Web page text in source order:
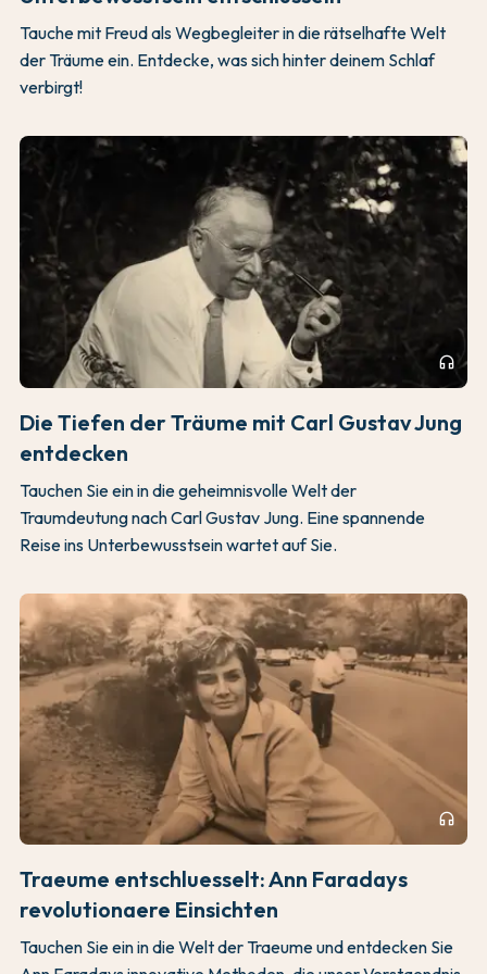
Tauche mit Freud als Wegbegleiter in die rätselhafte Welt
der Träume ein. Entdecke, was sich hinter deinem Schlaf
verbirgt!
headphones
Die Tiefen der Träume mit Carl Gustav Jung
entdecken
Tauchen Sie ein in die geheimnisvolle Welt der
Traumdeutung nach Carl Gustav Jung. Eine spannende
Reise ins Unterbewusstsein wartet auf Sie.
headphones
Traeume entschluesselt: Ann Faradays
revolutionaere Einsichten
Tauchen Sie ein in die Welt der Traeume und entdecken Sie